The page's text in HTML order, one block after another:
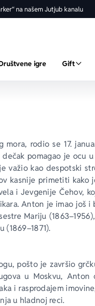
na našem Jutjub kanalu
igre Gift
mora, rodio se 17.
pomagao je ocu
važio kao despotski
kasnije primetiti kako
i Jevgenije Čehov,
Anton je imao još i
Mariju
(1869–1871).
pošto je završio
u Moskvu,
i rasprodajem
u hladnoj reci.